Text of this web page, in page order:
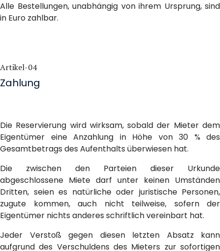
Alle Bestellungen, unabhängig von ihrem Ursprung, sind
in Euro zahlbar.
Artikel-04
Zahlung
Die Reservierung wird wirksam, sobald der Mieter dem
Eigentümer eine Anzahlung in Höhe von 30 % des
Gesamtbetrags des Aufenthalts überwiesen hat.
Die zwischen den Parteien dieser Urkunde
abgeschlossene Miete darf unter keinen Umständen
Dritten, seien es natürliche oder juristische Personen,
zugute kommen, auch nicht teilweise, sofern der
Eigentümer nichts anderes schriftlich vereinbart hat.
Jeder Verstoß gegen diesen letzten Absatz kann
aufgrund des Verschuldens des Mieters zur sofortigen